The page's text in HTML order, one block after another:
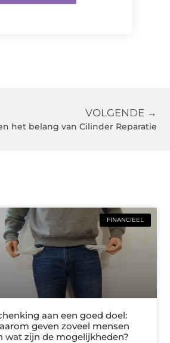
VOLGENDE →
het belang van Cilinder Reparatie
FINANCIEEL
aan een goed doel:
geven zoveel mensen
wat zijn de mogelijkheden?